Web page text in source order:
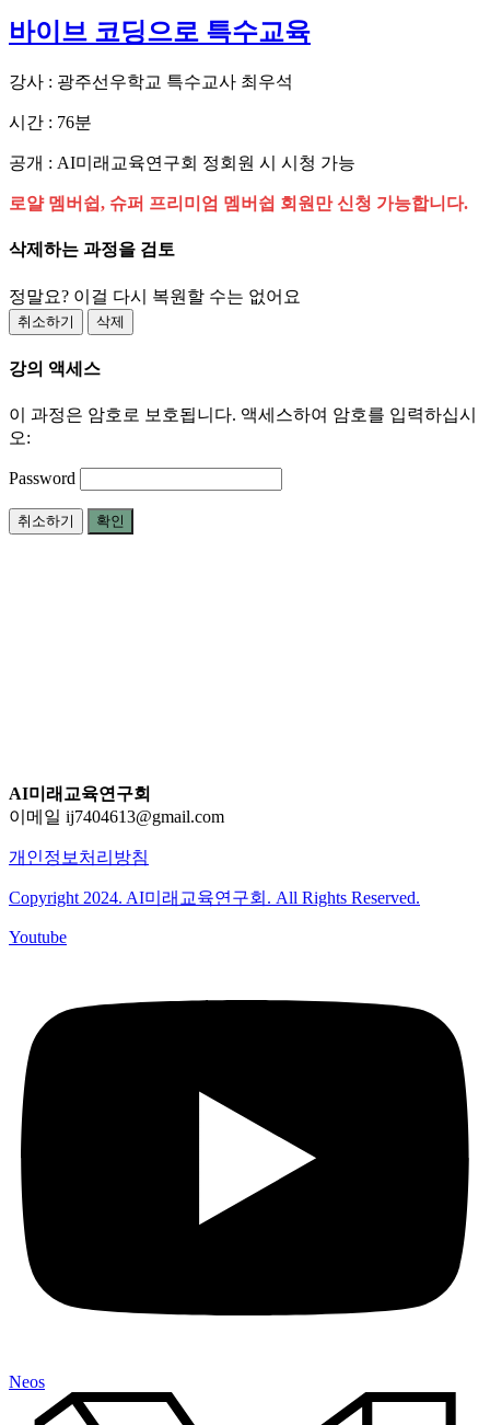
바이브 코딩으로 특수교육
강사 : 광주선우학교 특수교사 최우석
시간 : 76분
공개 : AI미래교육연구회 정회원 시 시청 가능
로얄 멤버쉽, 슈퍼 프리미엄 멤버쉽 회원만 신청 가능합니다.
삭제하는 과정을 검토
정말요? 이걸 다시 복원할 수는 없어요
취소하기 삭제
강의 액세스
이 과정은 암호로 보호됩니다. 액세스하여 암호를 입력하십시
오:
Password
취소하기 확인
AI미래교육연구회
이메일 ij7404613@gmail.com
개인정보처리방침
Copyright 2024. AI미래교육연구회. All Rights Reserved.
Youtube
Neos